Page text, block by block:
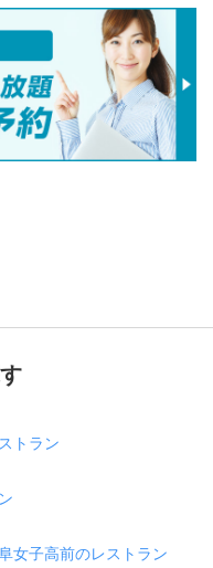
トラン
女子高前のレストラン